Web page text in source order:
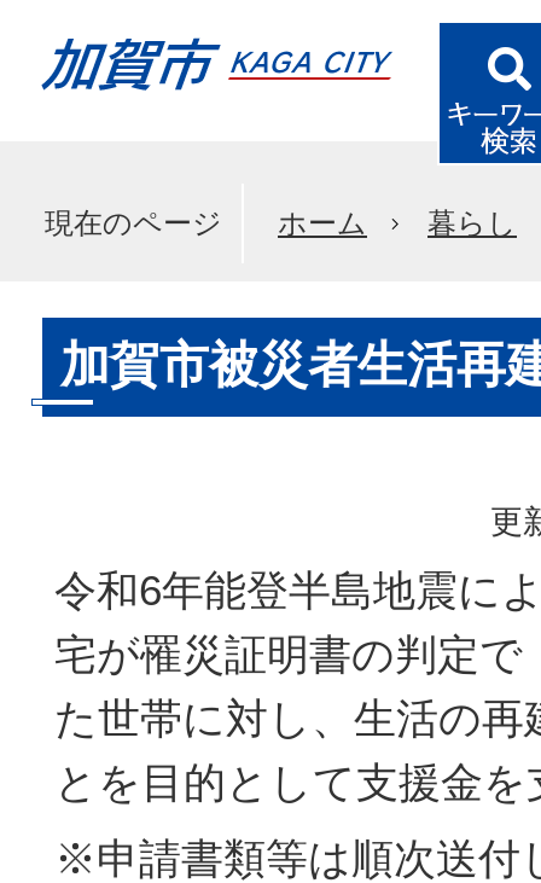
現在のページ ホーム 暮らし
加賀市被災者生活再
更
令和6年能登半島地震に
宅が罹災証明書の判定で
た世帯に対し、生活の
とを目的として支援金
※申請書類等は順次送付